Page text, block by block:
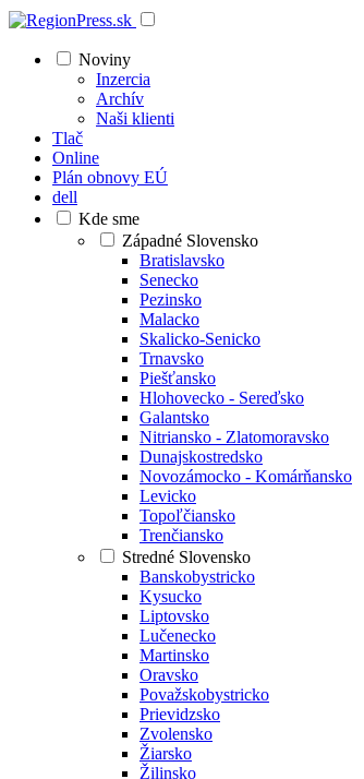
Noviny
Inzercia
Archív
Naši klienti
Tlač
Online
Plán obnovy EÚ
dell
Kde sme
Západné Slovensko
Bratislavsko
Senecko
Pezinsko
Malacko
Skalicko-Senicko
Trnavsko
Piešťansko
Hlohovecko - Sereďsko
Galantsko
Nitriansko - Zlatomoravsko
Dunajskostredsko
Novozámocko - Komárňansko
Levicko
Topoľčiansko
Trenčiansko
Stredné Slovensko
Banskobystricko
Kysucko
Liptovsko
Lučenecko
Martinsko
Oravsko
Považskobystricko
Prievidzsko
Zvolensko
Žiarsko
Žilinsko